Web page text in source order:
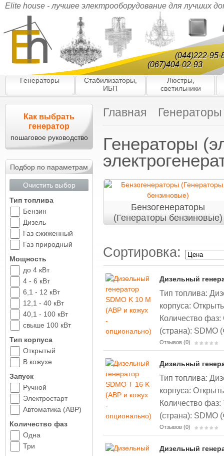
Elite house - лучшее электрооборудование для лучших
(044)222-95-
(067)404-02-93
Главная Генераторы
Генераторы
Бензогенераторы
(Генераторы бензиновые)
Сортировка:
Дизельный
Тип топлива:
корпуса:
Количество
(страна): SDMO
Отзывов (0)
Дизельный
Тип топлива:
корпуса:
Количество
(страна): SDMO
Отзывов (0)
Дизельный
Как выбрать
генератор
пошаговое руководство
Подбор по параметрам
Очистить выбор
Тип топлива
Бензин
Дизель
Газ сжиженный
Газ природный
Мощность
до 4 кВт
4 - 6 кВт
6,1 - 12 кВт
12,1 - 40 кВт
40,1 - 100 кВт
свыше 100 кВт
Тип корпуса
Открытый
В кожухе
Запуск
Ручной
Электростарт
Автоматика (АВР)
Количество фаз
Одна
Три
Генераторы
Стабилизаторы,
ИБП
Люстры,
светильники